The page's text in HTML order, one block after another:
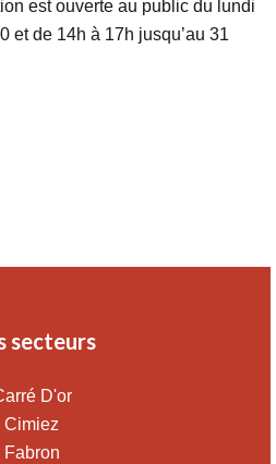
est ouverte au public du lundi
et de 14h à 17h jusqu’au 31
secteurs
D'or
Cimiez
Fabron